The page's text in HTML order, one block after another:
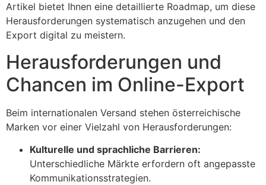
Artikel bietet Ihnen eine detaillierte Roadmap, um diese
Herausforderungen systematisch anzugehen und den
Export digital zu meistern.
Herausforderungen und
Chancen im Online-Export
Beim internationalen Versand stehen österreichische
Marken vor einer Vielzahl von Herausforderungen:
Kulturelle und sprachliche Barrieren:
Unterschiedliche Märkte erfordern oft angepasste
Kommunikationsstrategien.